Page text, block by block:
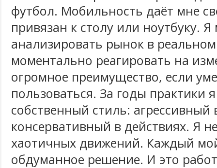
футбол. Мобильность даёт мне
привязан к столу или ноутбуку. Я
анализировать рынок в
моментально реагировать на
огромное преимущество, если
пользоваться. За годы практики
собственный стиль: агрессивный
консервативный в действиях. Я
хаотичных движений. Каждый
обдуманное решение. И это